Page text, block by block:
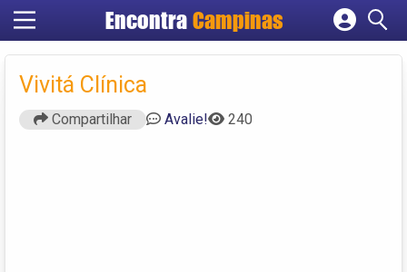
Encontra Campinas
Cadastrar empresa
Vivitá Clínica
Compartilhar Avalie! 240